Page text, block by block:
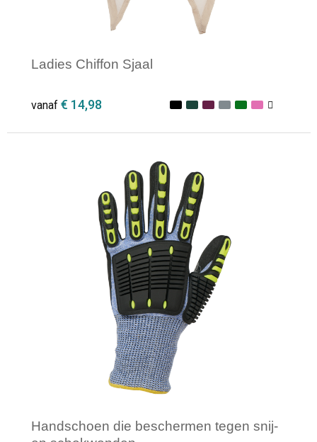
Ladies Chiffon Sjaal
vanaf € 14,98
Minimale afname: 1
Handschoen die beschermen tegen snij-